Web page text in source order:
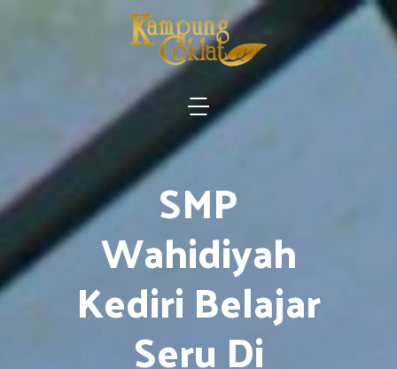
SMP
Wahidiyah
Kediri Belajar
Seru Di